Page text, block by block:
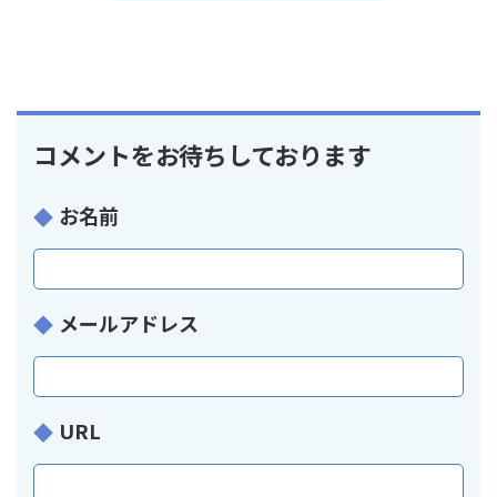
コメントをお待ちしております
お名前
メールアドレス
URL